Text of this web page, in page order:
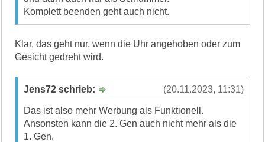
Komplett beenden geht auch nicht.
Klar, das geht nur, wenn die Uhr angehoben oder zum
Gesicht gedreht wird.
(20.11.2023, 11:31)
Jens72 schrieb:
Das ist also mehr Werbung als Funktionell.
Ansonsten kann die 2. Gen auch nicht mehr als die
1. Gen.